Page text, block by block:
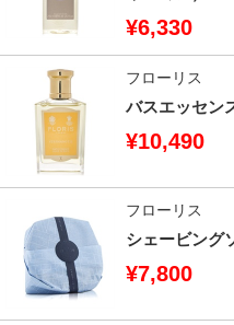
¥6,330
フローリス
バスエッセン
¥10,490
フローリス
シェービング
¥7,800